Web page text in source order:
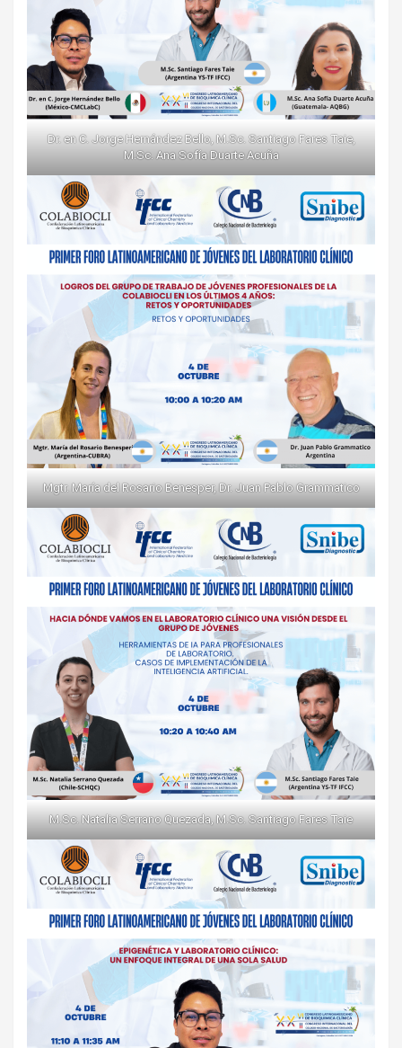
Dr. en C. Jorge Hernández Bello, M.Sc. Santiago Fares Taie,
M.Sc. Ana Sofía Duarte Acuña
Mgtr. María del Rosario Benesper, Dr. Juan Pablo Grammatico
M.Sc. Natalia Serrano Quezada, M.Sc. Santiago Fares Taie